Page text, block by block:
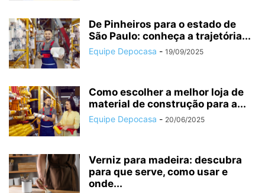
De Pinheiros para o estado de
São Paulo: conheça a trajetória...
Equipe Depocasa - 19/09/2025
Como escolher a melhor loja de
material de construção para a...
Equipe Depocasa - 20/06/2025
Verniz para madeira: descubra
para que serve, como usar e
onde...